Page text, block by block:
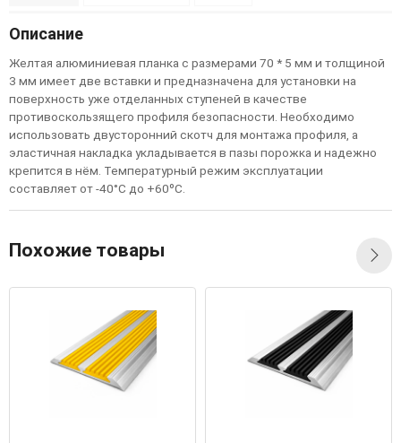
Описание
Желтая алюминиевая планка с размерами 70 * 5 мм и толщиной
3 мм имеетдве вставки и предназначена для установки на
поверхность уже отделанных ступеней в качестве
противоскользящего профиля безопасности. Необходимо
использовать двусторонний скотч для монтажа профиля, а
эластичная накладка укладывается в пазы порожка и надежно
крепится в нём. Температурный режим эксплуатации
составляетот-40°С до +60ºС.
Похожие товары